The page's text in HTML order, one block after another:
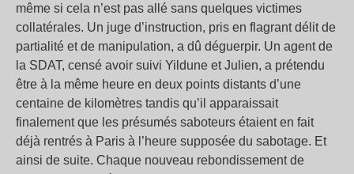
même si cela n’est pas allé sans quelques victimes
collatérales. Un juge d’instruction, pris en flagrant délit de
partialité et de manipulation, a dû déguerpir. Un agent de
la SDAT, censé avoir suivi Yildune et Julien, a prétendu
être à la même heure en deux points distants d’une
centaine de kilomètres tandis qu’il apparaissait
finalement que les présumés saboteurs étaient en fait
déjà rentrés à Paris à l’heure supposée du sabotage. Et
ainsi de suite. Chaque nouveau rebondissement de